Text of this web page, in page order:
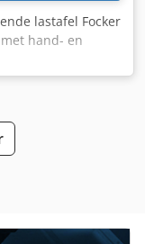
lastafel Focker
hand- en
traploos
tot 1,1 tpm
perfect,